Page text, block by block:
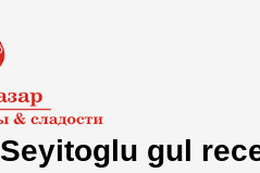
Seyitoglu gul